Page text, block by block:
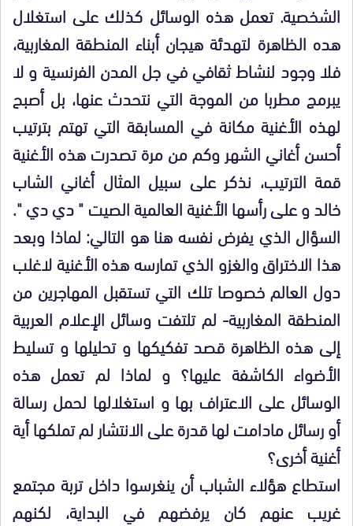
الشخصية. تعمل هذه الوسائل كذلك على استغلال
هده الظاهرة لتهدئة هيجان أبناء المنطقة المغاربية،
فلا وجود لنشاط ثقافي في جل المدن الفرنسية و لا
يبرمج مطربا من الموجة التي نتحدث عنها، بل أصبح
لهذه الأغنية مكانة في المسابقة التي تهتم بترتيب
أحسن أغاني الشهر وكم من مرة تصدرت هذه الأغنية
قمة الترتيب، نذكر على سبيل المثال أغاني الشاب
خالد و على رأسها الأغنية العالمية الصيت " دي دي ".
السؤال الذي يفرض نفسه هنا هو التالي: لماذا وبعد
هذا الاختراق والغزو الذي تمارسه هذه الأغنية لاغلب
دول العالم خصوصا تلك التي تستقبل المهاجرين من
المنطقة المغاربية- لم تلتفت وسائل الإعلام العربية
إلى هذه الظاهرة قصد تفكيكها و تحليلها و تسليط
الأضواء الكاشفة عليها؟ و لماذا لم تعمل هذه
الوسائل على الاعتراف بها و استغلالها لحمل رسالة
أو رسائل مادامت لها قدرة على الانتشار لم تملكها أية
أغنية أخرى؟
استطاع هؤلاء الشباب أن ينغرسوا داخل تربة مجتمع
غريب عنهم كان يرفضهم في البداية، لكنهم